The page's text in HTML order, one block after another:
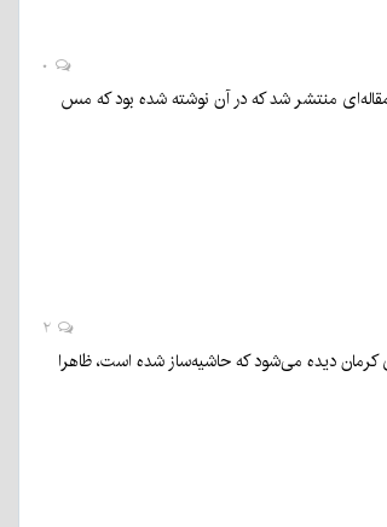
منتشر شد که در آن نوشته شده بود که مس
۲
دیده می‌شود که حاشیه‌ساز شده است، ظاهرا